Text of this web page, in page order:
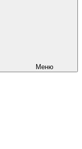
Меню